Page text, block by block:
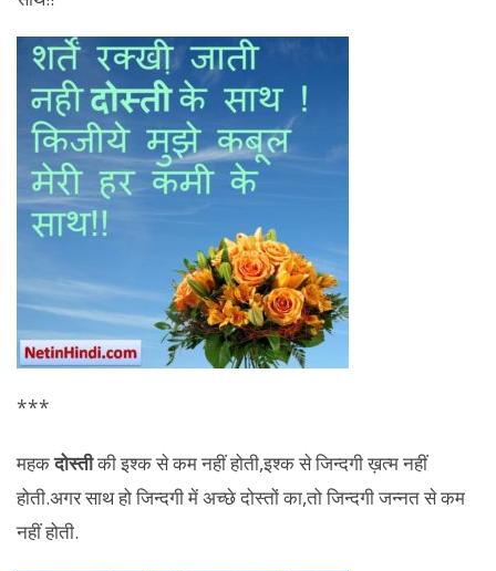
***
महकदोस्तीकी इश्क से कम नहीं होती,इश्क से जिन्दगी ख़त्म नहीं
होती.अगर साथ हो जिन्दगी में अच्छे दोस्तों का,तो जिन्दगी जन्नत से कम
नहीं होती.